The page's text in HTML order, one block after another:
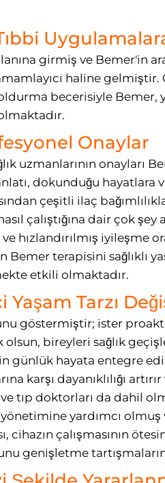
girmiş ve Bemer'in
haline gelmiştir.
becerisiyle Bemer,
Onaylar
uzmanlarının onayları
dokunduğu hayatlara
çeşitli ilaç
çalıştığına dair çok
hızlandırılmış iyileşme
terapisini sağlıklı
etkili olmaktadır.
Yaşam Tarzı
göstermiştir; ister
olsun, bireyleri sağlık
günlük hayata entegre
karşı dayanıklılığı
tıp doktorları da dahil
yardımcı
çalışmasının
genişletme